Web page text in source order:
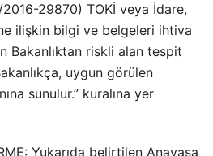
29870) TOKİ veya İdare,
ilişkin bilgi ve belgeleri ihtiva
Bakanlıktan riskli alan tespit
uygun görülen
sunulur.” kuralına yer
Yukarıda belirtilen Anayasa